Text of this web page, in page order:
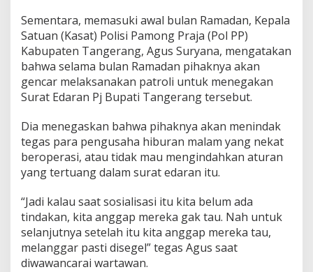
Sementara, memasuki awal bulan Ramadan, Kepala
Satuan (Kasat) Polisi Pamong Praja (Pol PP)
Kabupaten Tangerang, Agus Suryana, mengatakan
bahwa selama bulan Ramadan pihaknya akan
gencar melaksanakan patroli untuk menegakan
Surat Edaran Pj Bupati Tangerang tersebut.
Dia menegaskan bahwa pihaknya akan menindak
tegas para pengusaha hiburan malam yang nekat
beroperasi, atau tidak mau mengindahkan aturan
yang tertuang dalam surat edaran itu.
“Jadi kalau saat sosialisasi itu kita belum ada
tindakan, kita anggap mereka gak tau. Nah untuk
selanjutnya setelah itu kita anggap mereka tau,
melanggar pasti disegel” tegas Agus saat
diwawancarai wartawan.